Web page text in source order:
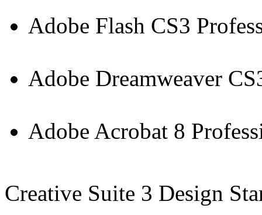
Adobe Flash CS3
Adobe Dreamweaver
Adobe Acrobat 8
Creative Suite 3 Design